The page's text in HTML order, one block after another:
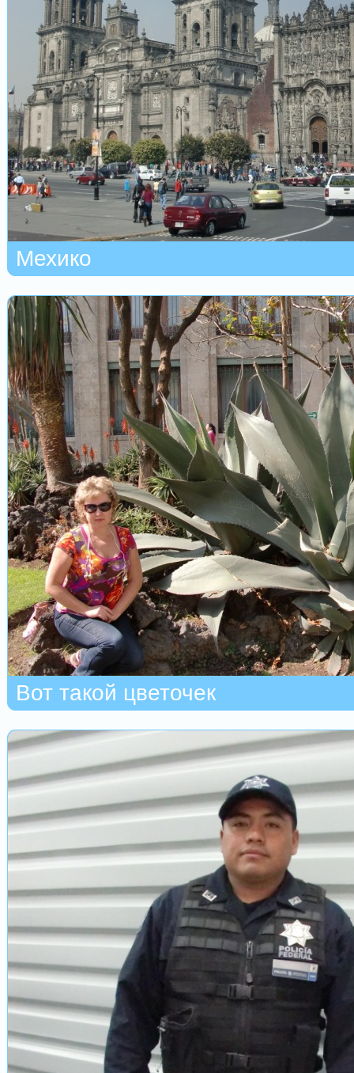
Мехико
Вот такой цветочек